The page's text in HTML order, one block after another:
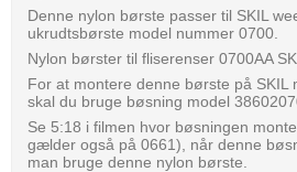
Denne nylon børste passer til SKIL
ukrudtsbørste model nummer 0700.
Nylon børster til fliserenser 0700AA
For at montere denne børste på SKIL
skal du bruge bøsning model
Se 5:18 i filmen hvor bøsningen
gælder også på 0661), når denne
man bruge denne nylon børste.